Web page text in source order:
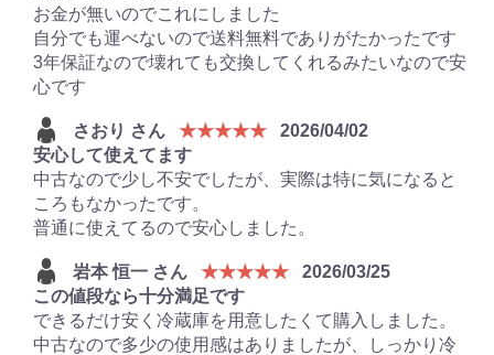
お金が無いのでこれにしました
自分でも運べないので送料無料でありがたかったです
3年保証なので壊れても交換してくれるみたいなので安
心です
さおり さん ★★★★★
2026/04/02
安心して使えてます
中古なので少し不安でしたが、実際は特に気になると
ころもなかったです。
普通に使えてるので安心しました。
岩本 恒一 さん ★★★★★
2026/03/25
この値段なら十分満足です
できるだけ安く冷蔵庫を用意したくて購入しました。
中古なので多少の使用感はありましたが、しっかり冷